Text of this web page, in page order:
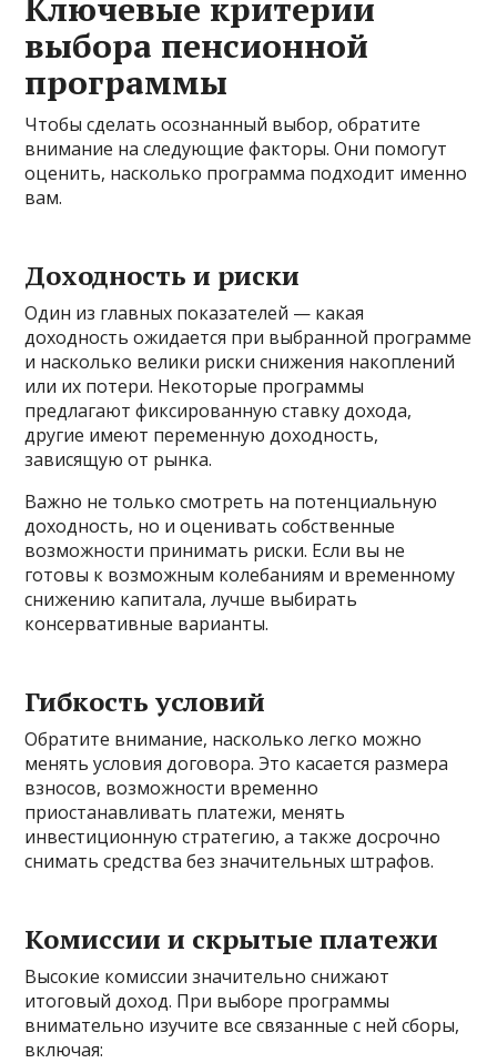
выбора пенсионной
программы
Чтобы сделать осознанный выбор, обратите
внимание на следующие факторы. Они помогут
оценить, насколько программа подходит именно
вам.
Доходность и риски
Один из главных показателей — какая
доходность ожидается при выбранной программе
и насколько велики риски снижения накоплений
или их потери. Некоторые программы
предлагают фиксированную ставку дохода,
другие имеют переменную доходность,
зависящую от рынка.
Важно не только смотреть на потенциальную
доходность, но и оценивать собственные
возможности принимать риски. Если вы не
готовы к возможным колебаниям и временному
снижению капитала, лучше выбирать
консервативные варианты.
Гибкость условий
Обратите внимание, насколько легко можно
менять условия договора. Это касается размера
взносов, возможности временно
приостанавливать платежи, менять
инвестиционную стратегию, а также досрочно
снимать средства без значительных штрафов.
Комиссии и скрытые платежи
Высокие комиссии значительно снижают
итоговый доход. При выборе программы
внимательно изучите все связанные с ней сборы,
включая: